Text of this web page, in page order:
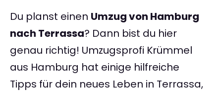
Du planst einen Umzug von Hamburg
nach Terrassa? Dann bist du hier
genau richtig! Umzugsprofi Krümmel
aus Hamburg hat einige hilfreiche
Tipps für dein neues Leben in Terrassa,